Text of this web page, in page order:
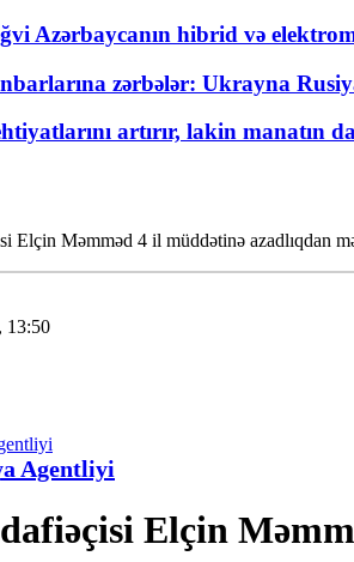
Azərbaycanın hibrid və
zərbələr: Ukrayna
artırır, lakin manatın
Elçin Məmməd 4 il müddətinə azadlıqdan
13:50
Agentliyi
Elçin